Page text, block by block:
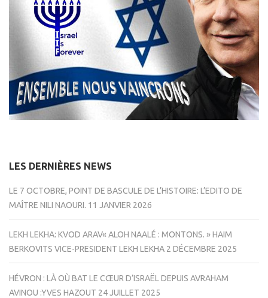
LES DERNIÈRES NEWS
LE 7 OCTOBRE, POINT DE BASCULE DE L’HISTOIRE: L’EDITO DE
MAÎTRE NILI NAOURI. 11 JANVIER 2026
LEKH LEKHA: KVOD ARAV« ALOH NAALÉ : MONTONS. » HAIM
BERKOVITS VICE-PRESIDENT LEKH LEKHA 2 DÉCEMBRE 2025
HÉVRON : LÀ OÙ BAT LE CŒUR D’ISRAËL DEPUIS AVRAHAM
AVINOU :YVES HAZOUT 24 JUILLET 2025